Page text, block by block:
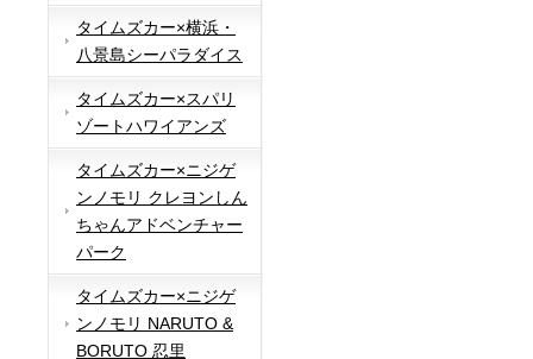
タイムズカー×横浜・
八景島シーパラダイス
タイムズカー×スパリ
ゾートハワイアンズ
タイムズカー×ニジゲ
ンノモリ クレヨンしん
ちゃんアドベンチャー
パーク
タイムズカー×ニジゲ
ンノモリ NARUTO &
BORUTO 忍里